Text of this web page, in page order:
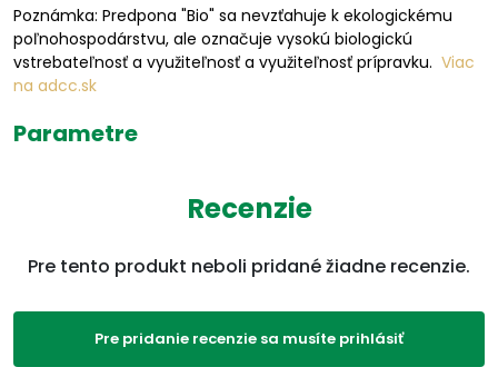
Poznámka: Predpona "Bio" sa nevzťahuje k ekologickému
poľnohospodárstvu, ale označuje vysokú biologickú
vstrebateľnosť a využiteľnosť a využiteľnosť prípravku. Viac
na adcc.sk
Parametre
Ostatné
, Produkty
Recenzie
Pre tento produkt neboli pridané žiadne recenzie.
Pre pridanie recenzie sa musíte prihlásiť